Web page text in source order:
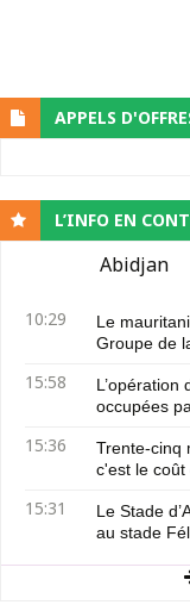
APPELS
L’INFO EN
Abidjan
10:29
Le
Groupe de
15:58
occupées
15:36
Trente-cinq
c'est le coût
15:31
Le Stade
au stade